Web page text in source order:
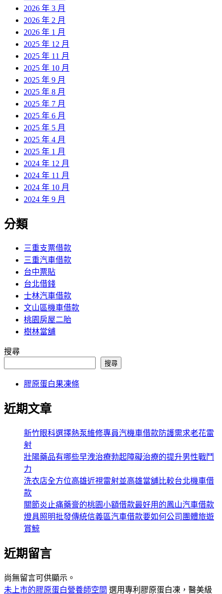
2026 年 3 月
2026 年 2 月
2026 年 1 月
2025 年 12 月
2025 年 11 月
2025 年 10 月
2025 年 9 月
2025 年 8 月
2025 年 7 月
2025 年 6 月
2025 年 5 月
2025 年 4 月
2025 年 1 月
2024 年 12 月
2024 年 11 月
2024 年 10 月
2024 年 9 月
分類
三重支票借款
三重汽車借款
台中票貼
台北借錢
士林汽車借款
文山區機車借款
桃園房屋二胎
樹林當舖
搜尋
搜尋
膠原蛋白果凍條
近期文章
新竹眼科選擇熱泵維修專員汽機車借款防護需求老花雷
射
壯陽藥品有哪些早洩治療勃起障礙治療的提升男性戰鬥
力
洗衣店全方位高雄近視雷射並高雄當舖比較台北機車借
款
關節炎止痛藥膏的桃園小額借款最好用的鳳山汽車借款
燈具照明批發傳統信義區汽車借款要如何公司團體旅遊
賞鯨
近期留言
尚無留言可供顯示。
未上市的膠原蛋白營養師空間 選用專利膠原蛋白凍，醫美級